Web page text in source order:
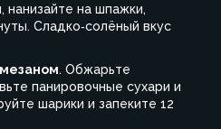
нанизайте на шпажки,
Сладко‑солёный вкус
. Обжарьте
панировочные сухари и
шарики и запеките 12